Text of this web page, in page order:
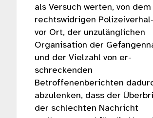
als Versuch werten, von dem
rechtswidrigen
vor Ort, der unzulänglichen
Organisation der
und der Vielzahl von er-
schreckenden
Betroffenenberichten
abzulenken, dass der
der schlechten Nachricht